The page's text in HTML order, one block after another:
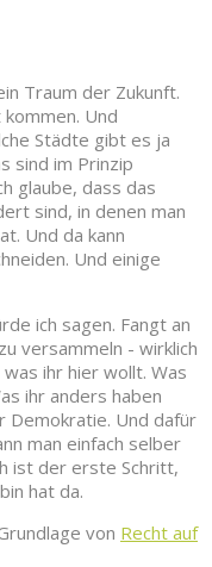
Traum der Zukunft.
Und
Städte gibt es ja
sind im Prinzip
glaube, dass das
sind, in denen man
Und da kann
Und einige
ich sagen. Fangt an
versammeln - wirklich
ihr hier wollt. Was
ihr anders haben
Demokratie. Und dafür
man einfach selber
ist der erste Schritt,
hat da.
von Recht auf